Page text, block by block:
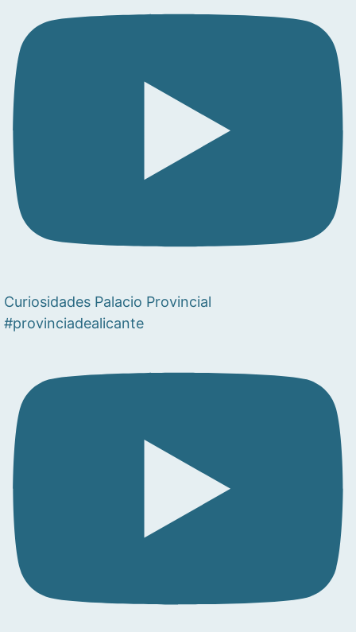
Curiosidades Palacio Provincial
#provinciadealicante